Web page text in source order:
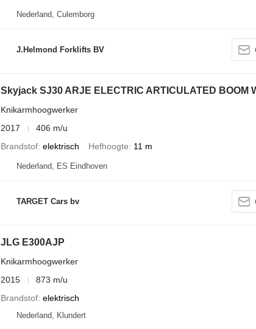
Nederland, Culemborg
J.Helmond Forklifts BV
Skyjack SJ30 ARJE ELECTRIC ARTICULATED BOOM
Knikarmhoogwerker
2017
406 m/u
Brandstof elektrisch Hefhoogte 11 m
Nederland, ES Eindhoven
TARGET Cars bv
JLG E300AJP
Knikarmhoogwerker
2015
873 m/u
Brandstof elektrisch
Nederland, Klundert